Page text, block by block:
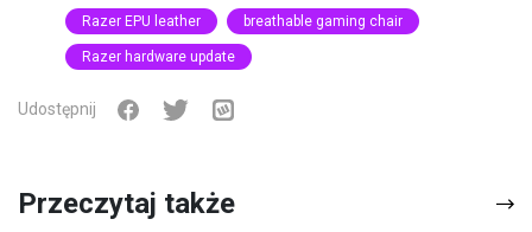
Razer EPU leather breathable gaming chair
Razer hardware update
Udostępnij
Przeczytaj także